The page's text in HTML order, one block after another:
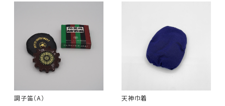
調子笛（A） 天神巾着